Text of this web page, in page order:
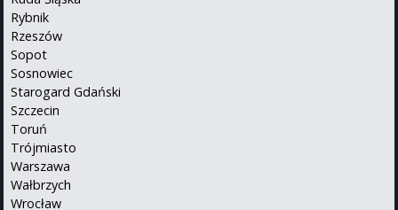
Rybnik
Rzeszów
Sopot
Sosnowiec
Starogard Gdański
Szczecin
Toruń
Trójmiasto
Warszawa
Wałbrzych
Wrocław